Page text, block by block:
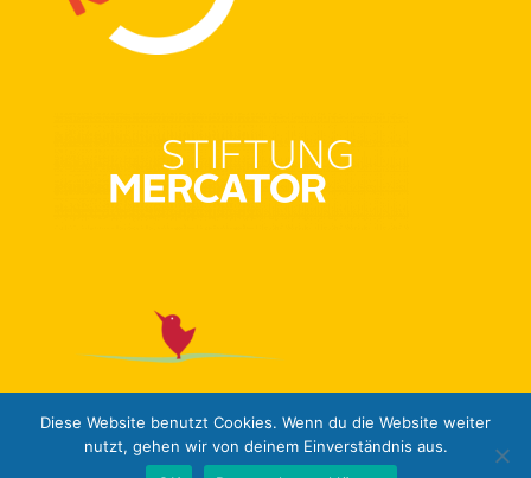
Diese Website benutzt Cookies. Wenn du die Website weiter
nutzt, gehen wir von deinem Einverständnis aus.